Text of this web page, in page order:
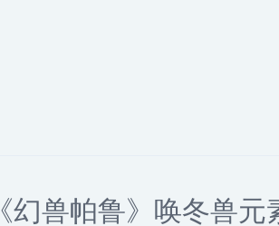
《幻兽帕鲁》唤冬兽